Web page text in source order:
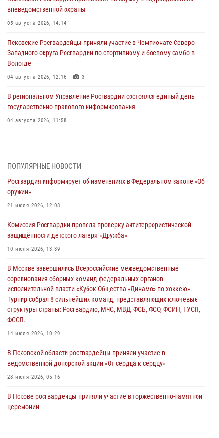
вневедомственной охраны
05 августа 2026, 14:14
Псковские Росгвардейцы приняли участие в Чемпионате Северо-
Западного округа Росгвардии по спортивному и боевому самбо в
Вологде
04 августа 2026, 12:16 3
В региональном Управление Росгвардии состоялся единый день
государственно-правового информирования
04 августа 2026, 11:58
03 августа 2026, 17:21
21 единицу оружия изъяли Псковские росгвардейцы за неделю
03 августа 2026, 14:10
безопасности во время празднования Дня ВДВ
02 августа 2026, 13:28
улицу Труда
31 июля 2026, 13:53
В Санкт-Петербурге прошел окружной этап ежегодного
Всероссийского конкурса профессионального мастерства среди
сотрудников вневедомственной охраны Росгвардии, Псковские
Росгвардейцы одержали победу
ПОПУЛЯРНЫЕ НОВОСТИ
Росгвардия информирует об изменениях в Федеральном законе «Об
оружии»
21 июля 2026, 12:08
Комиссия Росгвардии провела проверку антитеррористической
защищённости детского лагеря «Дружба»
10 июля 2026, 13:39
В Москве завершились Всероссийские межведомственные
соревнования сборных команд федеральных органов
исполнительной власти «Кубок Общества «Динамо» по хоккею».
Турнир собрал 8 сильнейших команд, представляющих ключевые
структуры страны: Росгвардию, МЧС, МВД, ФСБ, ФСО, ФСИН, ГУСП,
ФССП.
14 июля 2026, 10:29
В Псковской области росгвардейцы приняли участие в
ведомственной донорской акции «От сердца к сердцу»
28 июля 2026, 05:16
В Пскове росгвардейцы приняли участие в торжественно-памятной
церемонии